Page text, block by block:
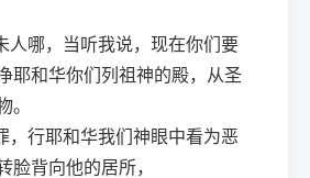
人哪，当听我说，现在你们要
耶和华你们列祖神的殿，从圣
。
，行耶和华我们神眼中看为恶
脸背向他的居所，